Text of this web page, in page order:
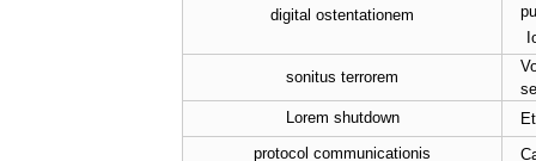
digital ostentationem
sonitus terrorem
Lorem shutdown
protocol communicationis